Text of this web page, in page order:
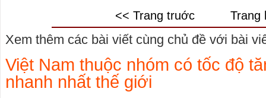
<< Trang truớc
Trang
Xem thêm các bài viết cùng chủ đề với bài
Việt Nam thuộc nhóm có tốc độ
nhanh nhất thế giới